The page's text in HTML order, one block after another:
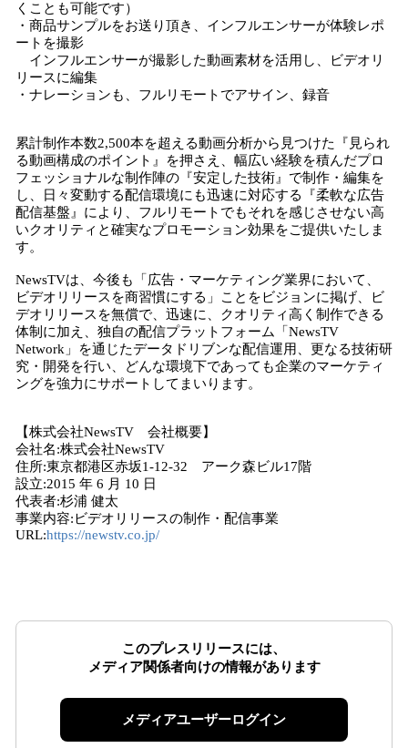
くことも可能です）
・商品サンプルをお送り頂き、インフルエンサーが体験レポ
ートを撮影
インフルエンサーが撮影した動画素材を活用し、ビデオリ
リースに編集
・ナレーションも、フルリモートでアサイン、録音
累計制作本数2,500本を超える動画分析から見つけた『見られ
る動画構成のポイント』を押さえ、幅広い経験を積んだプロ
フェッショナルな制作陣の『安定した技術』で制作・編集を
し、日々変動する配信環境にも迅速に対応する『柔軟な広告
配信基盤』により、フルリモートでもそれを感じさせない高
いクオリティと確実なプロモーション効果をご提供いたしま
す。
NewsTVは、今後も「広告・マーケティング業界において、
ビデオリリースを商習慣にする」ことをビジョンに掲げ、ビ
デオリリースを無償で、迅速に、クオリティ高く制作できる
体制に加え、独自の配信プラットフォーム「NewsTV
Network」を通じたデータドリブンな配信運用、更なる技術研
究・開発を行い、どんな環境下であっても企業のマーケティ
ングを強力にサポートしてまいります。
【株式会社NewsTV 会社概要】
会社名:株式会社NewsTV
住所:東京都港区赤坂1-12-32 アーク森ビル17階
設立:2015 年 6 月 10 日
代表者:杉浦 健太
事業内容:ビデオリリースの制作・配信事業
URL:https://newstv.co.jp/
このプレスリリースには、
メディア関係者向けの情報があります
メディアユーザーログイン